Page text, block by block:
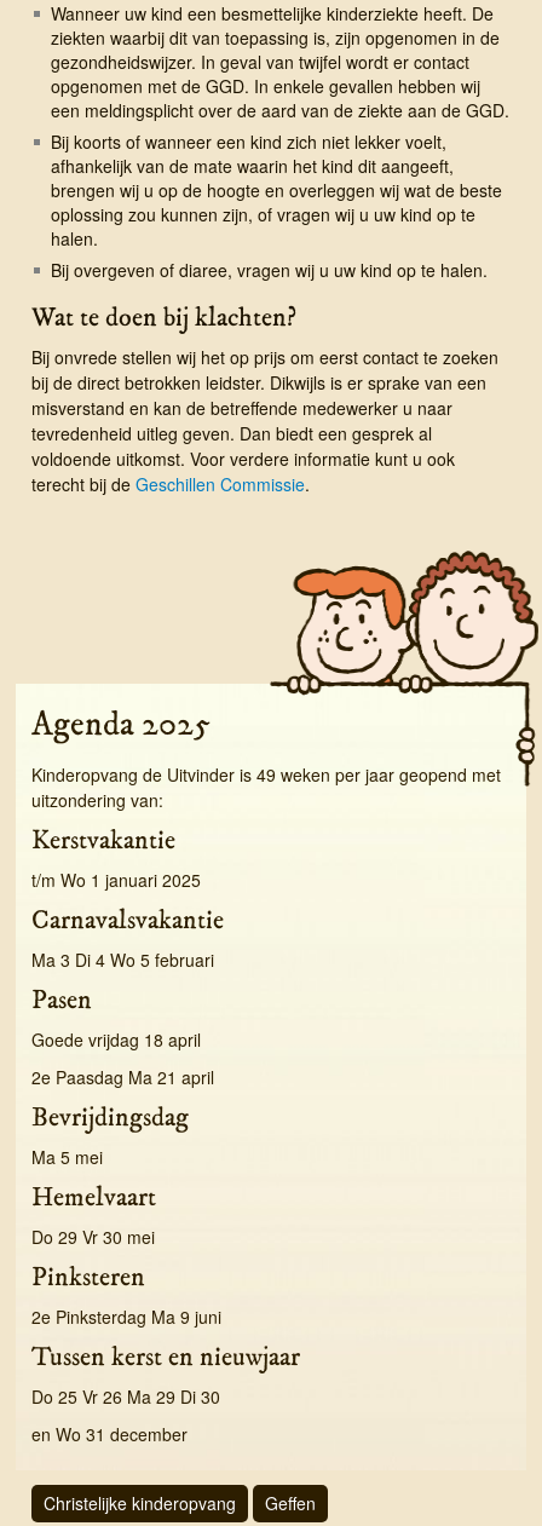
Wanneer uw kind een besmettelijke kinderziekte heeft. De
ziekten waarbij dit van toepassing is, zijn opgenomen in de
gezondheidswijzer. In geval van twijfel wordt er contact
opgenomen met de GGD. In enkele gevallen hebben wij
een meldingsplicht over de aard van de ziekte aan de GGD.
Bij koorts of wanneer een kind zich niet lekker voelt,
afhankelijk van de mate waarin het kind dit aangeeft,
brengen wij u op de hoogte en overleggen wij wat de beste
oplossing zou kunnen zijn, of vragen wij u uw kind op te
halen.
Bij overgeven of diaree, vragen wij u uw kind op te halen.
Wat te doen bij klachten?
Bij onvrede stellen wij het op prijs om eerst contact te zoeken
bij de direct betrokken leidster. Dikwijls is er sprake van een
misverstand en kan de betreffende medewerker u naar
tevredenheid uitleg geven. Dan biedt een gesprek al
voldoende uitkomst. Voor verdere informatie kunt u ook
terecht bij deGeschillen Commissie.
Agenda 2025
Kinderopvang de Uitvinder is 49 weken per jaar geopend met
uitzondering van:
Kerstvakantie
t/m Wo 1 januari 2025
Carnavalsvakantie
Ma 3 Di 4 Wo 5 februari
Pasen
Goede vrijdag 18 april
2e Paasdag Ma 21 april
Bevrijdingsdag
Ma 5 mei
Hemelvaart
Do 29 Vr 30 mei
Pinksteren
2e Pinksterdag Ma 9 juni
Tussen kerst en nieuwjaar
Do 25 Vr 26 Ma 29 Di 30
en Wo 31 december
Christelijke kinderopvang Geffen